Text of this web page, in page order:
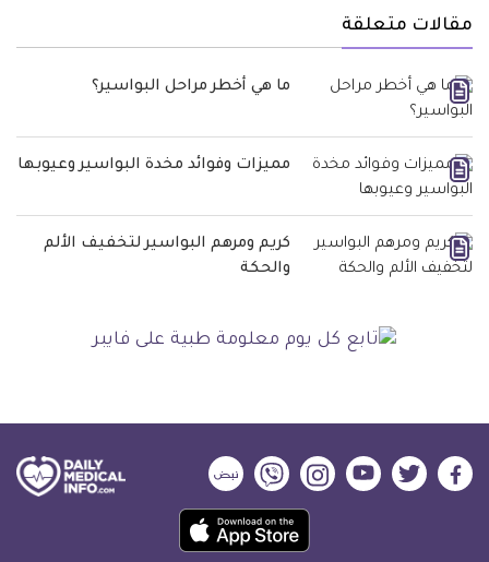
مقالات متعلقة
ما هي أخطر مراحل البواسير؟
مميزات وفوائد مخدة البواسير وعيوبها
كريم ومرهم البواسير لتخفيف الألم
والحكة
ديلي
ديلي
ديلي
ميديكال
ديلي
ميديكال
انفو
ديلي
ميديكال
انفو
ديلي
ميديكال
انفو
حمل
تطبيق